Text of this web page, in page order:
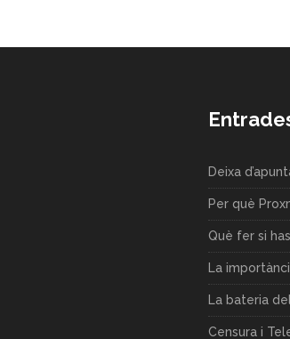
Deixa
Per què
Què fer si
La
La bateria
Censura i